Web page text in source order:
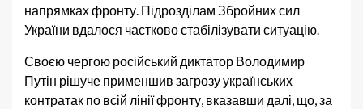
напрямках фронту. Підрозділам Збройних сил
України вдалося частково стабілізувати ситуацію.
Своєю чергою російський диктатор Володимир
Путін рішуче применшив загрозу українських
контратак по всій лінії фронту, вказавши далі, що, за